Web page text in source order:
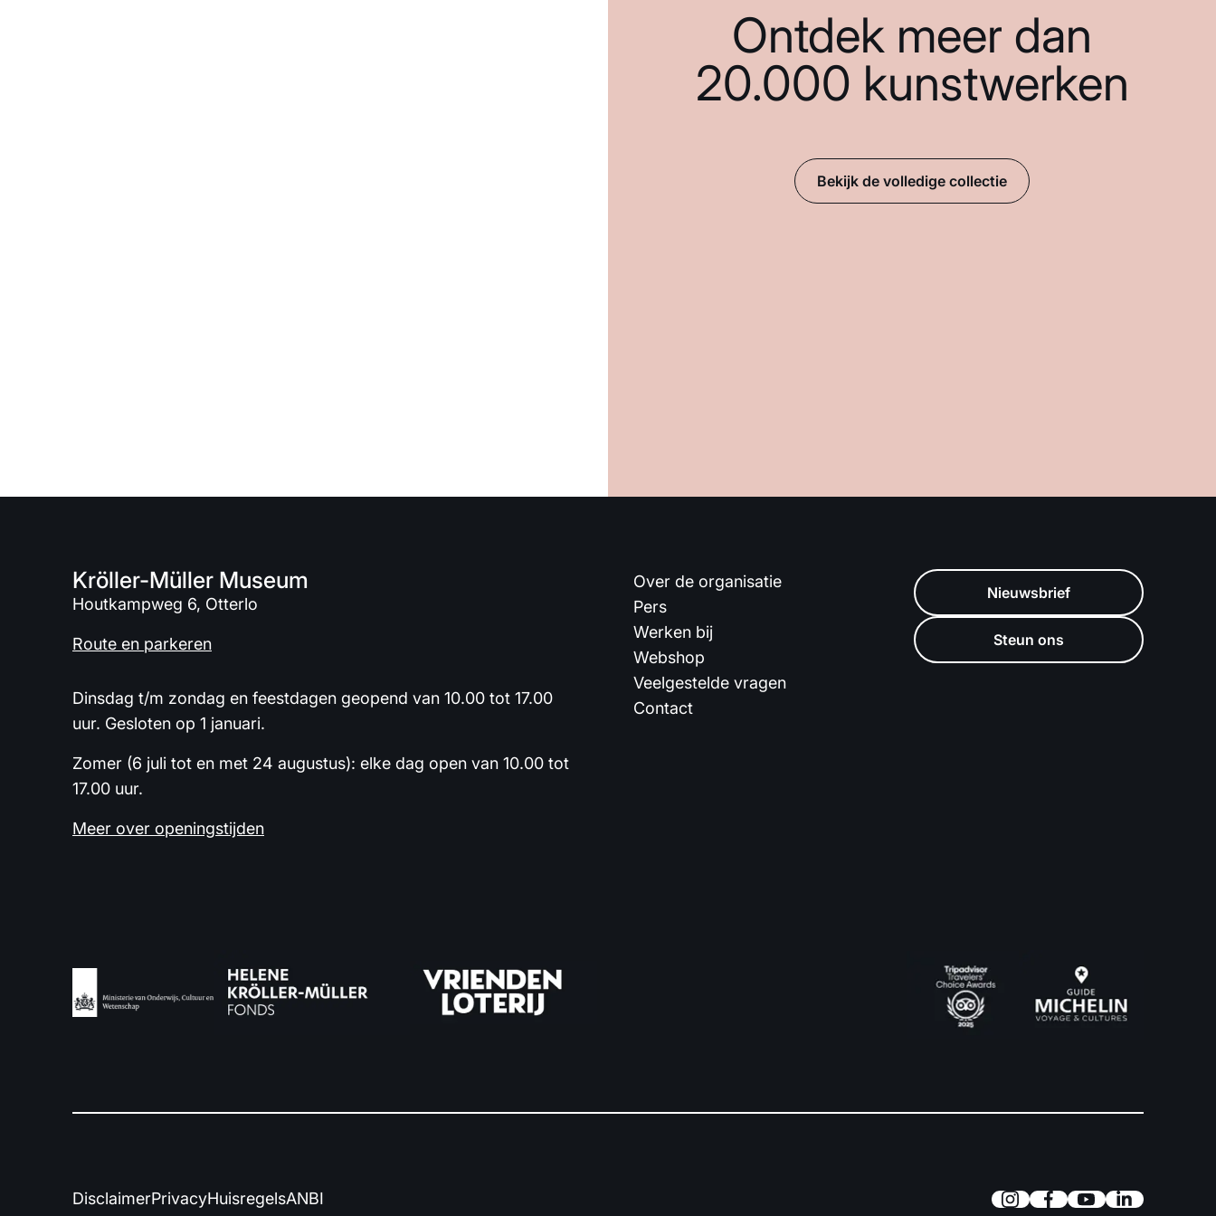
Ontdek meer dan
20.000 kunstwerken
Bekijk de volledige collectie
Kröller-Müller Museum
Houtkampweg 6, Otterlo
Route en parkeren
Dinsdag t/m zondag en feestdagen geopend van 10.00 tot 17.00
uur. Gesloten op 1 januari.
Zomer (6 juli tot en met 24 augustus): elke dag open van 10.00 tot
17.00 uur.
Meer over openingstijden
Over de organisatie
Pers
Werken bij
Webshop
Veelgestelde vragen
Contact
Nieuwsbrief
Steun ons
DisclaimerPrivacyHuisregelsANBI